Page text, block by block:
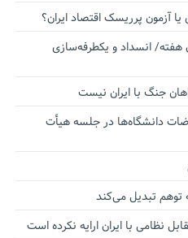
آزمون پرریسک اقتصاد ایران؟
هفته/ انسداد و یکطرفه‌سازی
جنگ با ایران نیست
دانشگاه‌ها در جلسه هیأت
توهم تبدیل می‌کند
نظامی با ایران ارایه نکرده است